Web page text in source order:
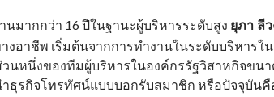
มากกว่า 16 ปีในฐานะผู้บริหารระดับสูง ยุภา ลี
งอาชีพ เริ่มต้นจากการทำงานในระดับบริหาร
วนหนึ่งของทีมผู้บริหารในองค์กรรัฐวิสาหกิจขน
ำธุรกิจโทรทัศน์แบบบอกรับสมาชิก หรือปัจจุบัน